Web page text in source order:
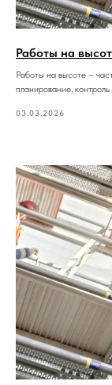
Работы на
Работы на высоте –
планирование,
03.03.2026